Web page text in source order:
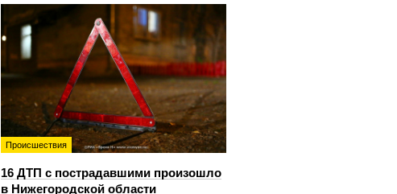
Происшествия
16 ДТП с пострадавшими произошло
в Нижегородской области